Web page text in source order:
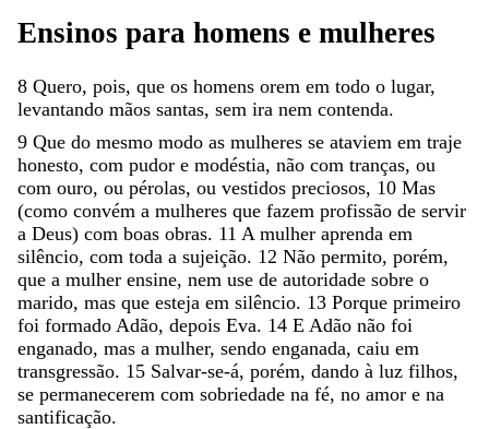
Ensinos para homens e mulheres
8 Quero, pois, que os homens orem em todo o lugar,
levantando mãos santas, sem ira nem contenda.
9 Que do mesmo modo as mulheres se ataviem em traje
honesto, com pudor e modéstia, não com tranças, ou
com ouro, ou pérolas, ou vestidos preciosos, 10 Mas
(como convém a mulheres que fazem profissão de servir
a Deus) com boas obras. 11 A mulher aprenda em
silêncio, com toda a sujeição. 12 Não permito, porém,
que a mulher ensine, nem use de autoridade sobre o
marido, mas que esteja em silêncio. 13 Porque primeiro
foi formado Adão, depois Eva. 14 E Adão não foi
enganado, mas a mulher, sendo enganada, caiu em
transgressão. 15 Salvar-se-á, porém, dando à luz filhos,
se permanecerem com sobriedade na fé, no amor e na
santificação.